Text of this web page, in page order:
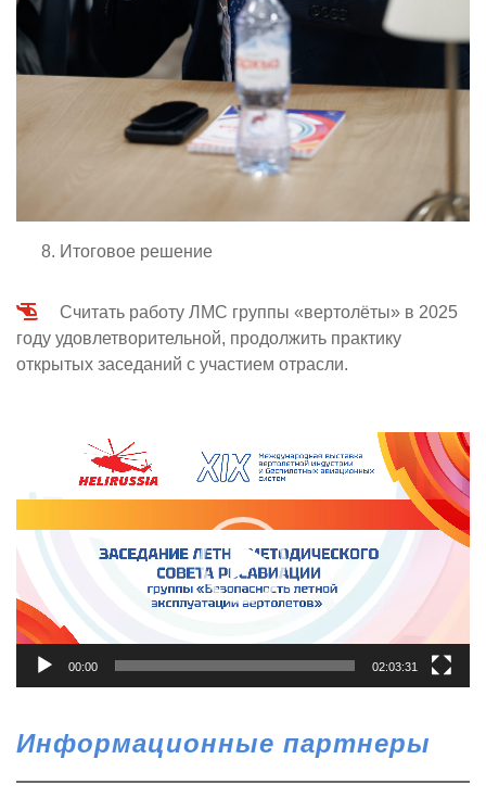
Итоговое решение
Считать работу ЛМС группы «вертолёты» в 2025
году удовлетворительной, продолжить практику
открытых заседаний с участием отрасли.
Видеоплеер
00:00 02:03:31
Информационные партнеры